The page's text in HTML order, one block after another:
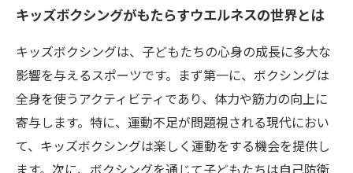
ストレス解消と自信アップ！ボクシングの素晴
らしさ
デジタル時代の運動不足を解消するキッズボク
シング
キッズボクシングで健康的なライフスタイルを
手に入れよう
キッズボクシングがもたらすウエルネスの世界とは
キッズボクシングは、子どもたちの心身の成長に多大な
影響を与えるスポーツです。まず第一に、ボクシングは
全身を使うアクティビティであり、体力や筋力の向上に
寄与します。特に、運動不足が問題視される現代におい
て、キッズボクシングは楽しく運動をする機会を提供し
ます。次に、ボクシングを通じて子どもたちは自己防衛